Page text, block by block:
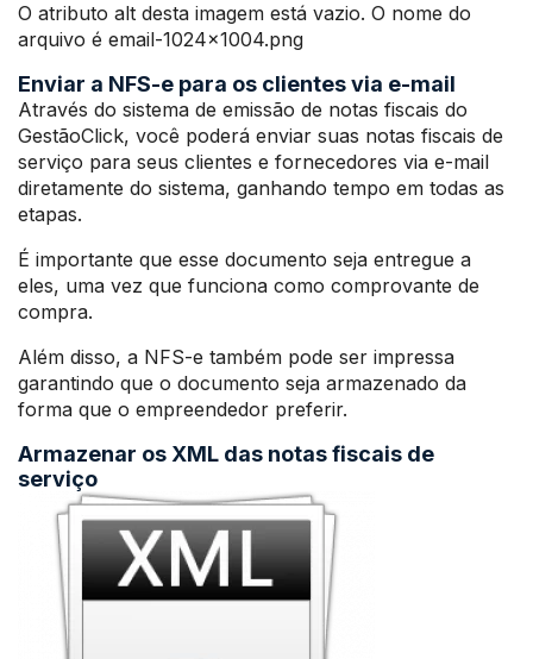
O atributo alt desta imagem está vazio. O nome do
arquivo é email-1024×1004.png
Enviar a NFS-e para os clientes via e-mail
Através do sistema de emissão de notas fiscais do
GestãoClick, você poderá enviar suas notas fiscais de
serviço para seus clientes e fornecedores via e-mail
diretamente do sistema, ganhando tempo em todas as
etapas.
É importante que esse documento seja entregue a
eles, uma vez que funciona como comprovante de
compra.
Além disso, a NFS-e também pode ser impressa
garantindo que o documento seja armazenado da
forma que o empreendedor preferir.
Armazenar os XML das notas fiscais de
serviço